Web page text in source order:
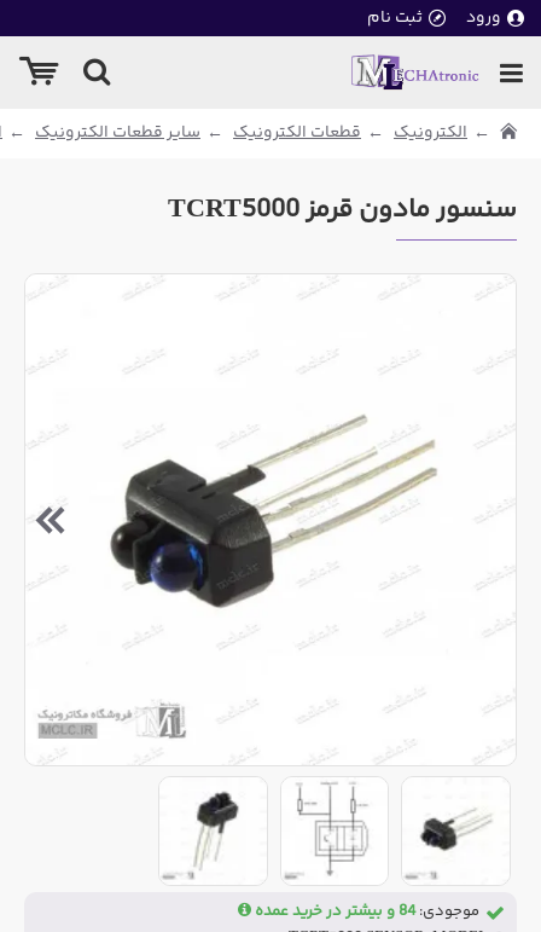
ورود ثبت نام
الکترونیک قطعات الکترونیک سایر قطعات الکترونیک
سنسور مادون قرمز TCRT5000
موجودی: 84 و بیشتر در خرید عمده